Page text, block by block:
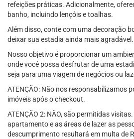
refeições práticas. Adicionalmente,
banho, incluindo lençóis e toalhas.
Além disso, conte com uma decoração
deixar sua estadia ainda mais agradável.
Nosso objetivo é proporcionar um
onde você possa desfrutar de uma
seja para uma viagem de negócios ou
ATENÇÃO: Não nos responsabilizamos
imóveis após o checkout.
ATENÇÃO 2: NÃO, são permitidas
apartamento e as áreas de lazer as
descumprimento resultará em multa de